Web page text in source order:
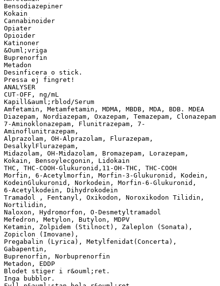
Bensodiazepiner
Kokain
Cannabinoider
Opiater
Opioider
Katinoner
&Ouml;vriga
Buprenorfin
Metadon
Desinficera o stick.
Pressa ej fingret!
ANALYSER
CUT-OFF, ng/mL
Kapill&auml;rblod/Serum
Amfetamin, Metamfetamin, MDMA, MBDB, MDA, BDB. MDEA
Diazepam, Nordiazepam, Oxazepam, Temazepam, Clonazepam
7-Aminoklonazepam, Flunitrazepam, 7-
Aminoflunitrazepam,
Alprazolam, OH-Alprazolam, Flurazepam,
DesalkylFlurazepam,
Midazolam, OH-Midazolam, Bromazepam, Lorazepam,
Kokain, Bensoylecgonin, Lidokain
THC, THC-COOH-Glukuronid,11-OH-THC, THC-COOH
Morfin, 6-Acetylmorfin, Morfin-3-Glukuronid, Kodein,
KodeinGlukuronid, Norkodein, Morfin-6-Glukuronid,
6-Acetylkodein, Dihydrokodein
Tramadol , Fentanyl, Oxikodon, Noroxikodon Tilidin,
Nortilidin,
Naloxon, Hydromorfon, O-Desmetyltramadol
Mefedron, Metylon, Butylon, MDPV
Ketamin, Zolpidem (Stilnoct), Zaleplon (Sonata),
Zopiclon (Imovane),
Pregabalin (Lyrica), Metylfenidat(Concerta),
Gabapentin,
Buprenorfin, Norbuprenorfin
Metadon, EDDP
Blodet stiger i r&ouml;ret.
Inga bubblor.